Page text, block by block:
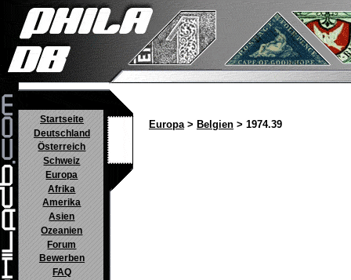
Startseite
Deutschland
Österreich
Schweiz
Europa
Afrika
Amerika
Asien
Ozeanien
Forum
Bewerben
FAQ
Europa> Belgien > 1974.39